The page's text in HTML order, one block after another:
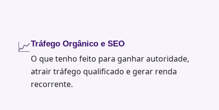
📈 Tráfego Orgânico e SEO
O que tenho feito para ganhar autoridade,
atrair tráfego qualificado e gerar renda
recorrente.